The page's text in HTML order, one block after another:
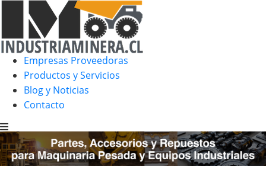
Empresas Proveedoras
Productos y Servicios
Blog y Noticias
Contacto